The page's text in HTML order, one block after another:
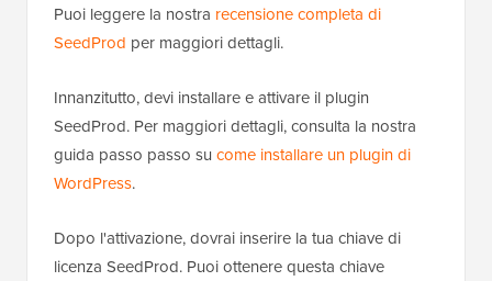
Puoi leggere la nostra recensione completa di
SeedProd per maggiori dettagli.
Innanzitutto, devi installare e attivare il plugin
SeedProd. Per maggiori dettagli, consulta la nostra
guida passo passo su come installare un plugin di
WordPress.
Dopo l'attivazione, dovrai inserire la tua chiave di
licenza SeedProd. Puoi ottenere questa chiave